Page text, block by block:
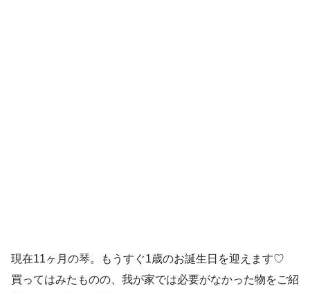
現在11ヶ月の琴。もうすぐ1歳のお誕生日を迎えます♡
買ってはみたものの、我が家では必要がなかった物をご紹